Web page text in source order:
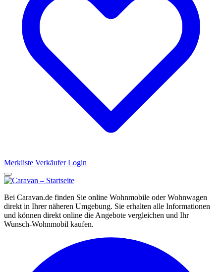
Merkliste Verkäufer Login
Bei Caravan.de finden Sie online Wohnmobile oder Wohnwagen
direkt in Ihrer näheren Umgebung. Sie erhalten alle Informationen
und können direkt online die Angebote vergleichen und Ihr
Wunsch-Wohnmobil kaufen.